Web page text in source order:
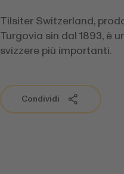
Tilsiter Switzerland,
Turgovia sin dal 1893, è
svizzere più importanti.
Condividi